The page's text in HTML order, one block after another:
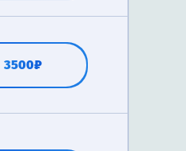
3500₽